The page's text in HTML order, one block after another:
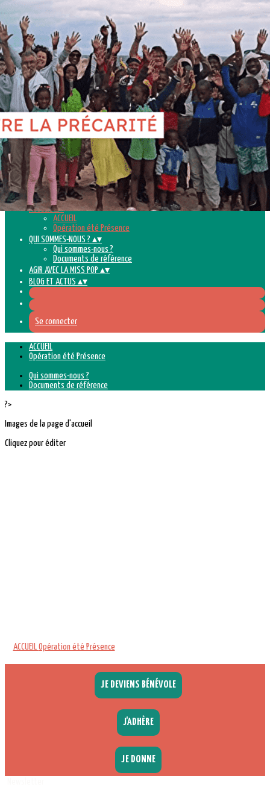
Exporter les lignes sélectionnées
Exporter toutes les colonnes
Exporter uniquement les colonnes affichées
Menu
<
>
ACCUEIL
Opération été Présence
Ajoutez un logo, un bouton, des réseaux sociaux
Cliquez pour éditer
ACCUEIL▴▾
ACCUEIL
Opération été Présence
QUI SOMMES-NOUS ? ▴▾
Qui sommes-nous ?
Documents de référence
AGIR AVEC LA MISS POP ▴▾
BLOG ET ACTUS ▴▾
Se connecter
ACCUEIL
Opération été Présence
Qui sommes-nous ?
Documents de référence
?>
Images de la page d'accueil
Cliquez pour éditer
ACCUEIL Opération été Présence
JE DEVIENS BÉNÉVOLE
J'ADHÈRE
JE DONNE